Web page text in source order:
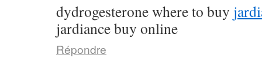
dydrogesterone where to buy
jardiance buy online
Répondre